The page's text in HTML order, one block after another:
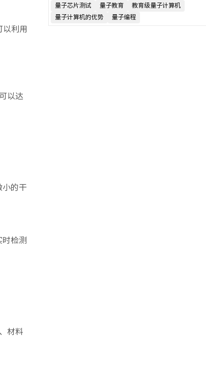
利用
以达
的干
时检测
材料
量子芯片测试
量子教育
教育级量子计算机
量子计算机的优势
量子编程